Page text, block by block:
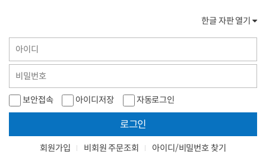
한글 자판 열기
보안접속 아이디저장 자동로그인
로그인
회원가입 비회원 주문조회 아이디/비밀번호 찾기